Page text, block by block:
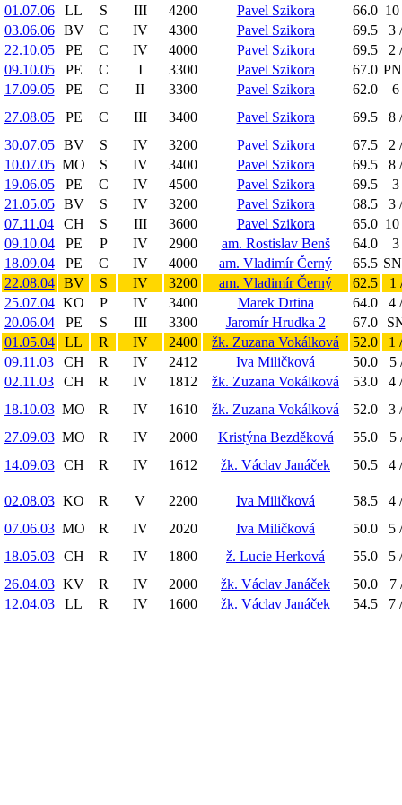
01.07.06
LL S III 4200 Pavel Szikora 66.0
03.06.06
BV C IV 4300 Pavel Szikora 69.5
3
22.10.05
PE C IV 4000 Pavel Szikora 69.5
2
09.10.05
PE C I 3300 Pavel Szikora 67.0
17.09.05
PE C II 3300 Pavel Szikora 62.0
6
27.08.05
PE C III 3400 Pavel Szikora 69.5
8
30.07.05
BV S IV 3200 Pavel Szikora 67.5
2
10.07.05 MO S IV 3400 Pavel Szikora 69.5
8
19.06.05
PE C IV 4500 Pavel Szikora 69.5
3
21.05.05
BV S IV 3200 Pavel Szikora 68.5
3
07.11.04
CH S III 3600 Pavel Szikora 65.0
09.10.04
PE P IV 2900 am. Rostislav Benš 64.0
3
18.09.04
PE C IV 4000 am. Vladimír Černý 65.5
22.08.04
BV S IV 3200 am. Vladimír Černý 62.5
1
25.07.04 KO P IV 3400 Marek Drtina 64.0
4
20.06.04
PE S III 3300 Jaromír Hrudka 2 67.0
01.05.04
LL R IV 2400 žk. Zuzana Vokálková 52.0
1
09.11.03
CH R IV 2412 Iva Miličková 50.0
5
02.11.03
CH R IV 1812 žk. Zuzana Vokálková 53.0
4
18.10.03 MO R IV 1610 žk. Zuzana Vokálková 52.0
3
27.09.03 MO R IV 2000 Kristýna Bezděková 55.0
5
14.09.03
CH R IV 1612 žk. Václav Janáček 50.5 4
02.08.03 KO R V 2200 Iva Miličková 58.5
4
07.06.03 MO R IV 2020 Iva Miličková 50.0
5
18.05.03
CH R IV 1800 ž. Lucie Herková 55.0
5
26.04.03 KV R IV 2000 žk. Václav Janáček 50.0
7
12.04.03
LL R IV 1600 žk. Václav Janáček 54.5 7